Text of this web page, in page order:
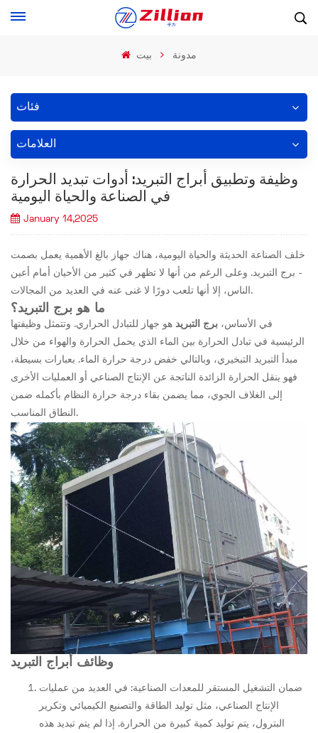
بيت مدونة
فئات
العلامات
وظيفة وتطبيق أبراج التبريد: أدوات تبديد الحرارة
في الصناعة والحياة اليومية
January 14,2025
خلف الصناعة الحديثة والحياة اليومية، هناك جهاز بالغ الأهمية يعمل بصمت
- برج التبريد. وعلى الرغم من أنها لا تظهر في كثير من الأحيان أمام أعين
الناس، إلا أنها تلعب دورًا لا غنى عنه في العديد من المجالات.
ما هو برج التبريد؟
في الأساس، برج التبريد هو جهاز للتبادل الحراري. وتتمثل وظيفتها
الرئيسية في تبادل الحرارة بين الماء الذي يحمل الحرارة والهواء من خلال
مبدأ التبريد التبخيري، وبالتالي خفض درجة حرارة الماء. بعبارات بسيطة،
فهو ينقل الحرارة الزائدة الناتجة عن الإنتاج الصناعي أو العمليات الأخرى
إلى الغلاف الجوي، مما يضمن بقاء درجة حرارة النظام بأكمله ضمن
النطاق المناسب.
وظائف أبراج التبريد
ضمان التشغيل المستقر للمعدات الصناعية: في العديد من عمليات
الإنتاج الصناعي، مثل توليد الطاقة والتصنيع الكيميائي وتكرير
البترول، يتم توليد كمية كبيرة من الحرارة. إذا لم يتم تبديد هذه